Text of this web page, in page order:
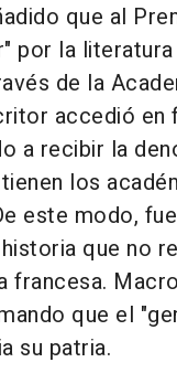
que al
por la
de la
accedió en
a recibir la
los
este modo,
que no
francesa.
que el
su patria.